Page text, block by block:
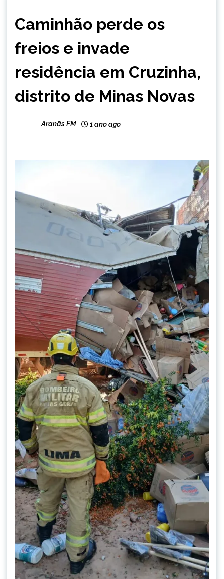
MINAS
NOTÍCIAS
Caminhão perde os
freios e invade
residência em Cruzinha,
distrito de Minas Novas
Aranãs FM 1 ano ago